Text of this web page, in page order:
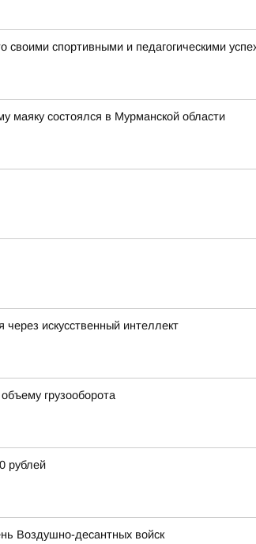
своими спортивными и педагогическими
маяку состоялся в Мурманской области
искусственный интеллект
грузооборота
рублей
Воздушно-десантных войск